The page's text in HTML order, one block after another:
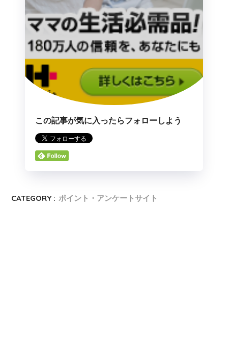
この記事が気に入ったらフォローしよう
CATEGORY : ポイント・アンケートサイト